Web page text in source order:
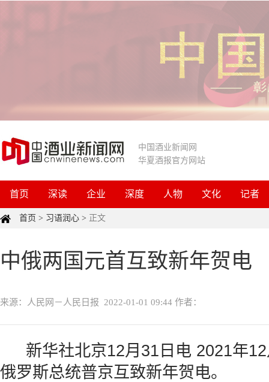
中国酒业新闻网
华夏酒报官方网站
首页 深读 企业 深度 人物 文化 记者
首页 > 习语润心 > 正文
中俄两国元首互致新年贺电
来源：人民网－人民日报 2022-01-01 09:44 作者：
新华社北京12月31日电 2021年
俄罗斯总统普京互致新年贺电。